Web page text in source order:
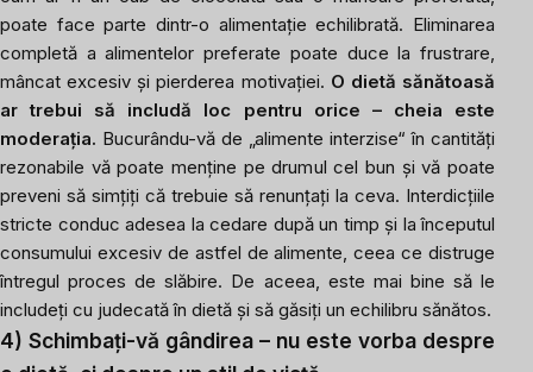
poate face parte dintr-o alimentație echilibrată. Eliminarea
completă a alimentelor preferate poate duce la frustrare,
mâncat excesiv și pierderea motivației. O dietă sănătoasă
ar trebui să includă loc pentru orice – cheia este
moderația. Bucurându-vă de „alimente interzise“ în cantități
rezonabile vă poate menține pe drumul cel bun și vă poate
preveni să simțiți că trebuie să renunțați la ceva. Interdicțiile
stricte conduc adesea la cedare după un timp și la începutul
consumului excesiv de astfel de alimente, ceea ce distruge
întregul proces de slăbire. De aceea, este mai bine să le
includeți cu judecată în dietă și să găsiți un echilibru sănătos.
4) Schimbați-vă gândirea – nu este vorba despre